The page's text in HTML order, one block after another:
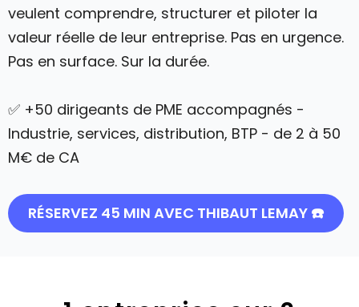
veulent comprendre, structurer et piloter la
valeur réelle de leur entreprise. Pas en urgence.
Pas en surface. Sur la durée.
✅ +50 dirigeants de PME accompagnés -
Industrie, services, distribution, BTP - de 2 à 50
M€ de CA
RÉSERVEZ 45 MIN AVEC THIBAUT LEMAY ☎️